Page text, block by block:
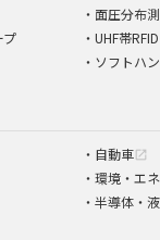
面圧分布
プ
UHF帯
ソフトハ
自動車open_in_new
環境・エ
半導体・